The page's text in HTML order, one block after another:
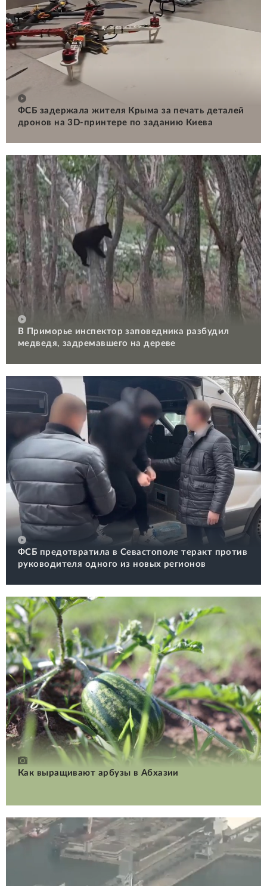
ФСБ задержала жителя Крыма за печать деталей
дронов на 3D-принтере по заданию Киева
В Приморье инспектор заповедника разбудил
медведя, задремавшего на дереве
ФСБ предотвратила в Севастополе теракт против
руководителя одного из новых регионов
Как выращивают арбузы в Абхазии